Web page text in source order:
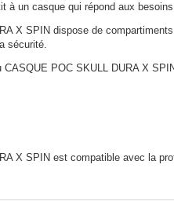
à un casque qui répond aux
X SPIN dispose de
sécurité.
POC SKULL DURA X
X SPIN est compatible avec la